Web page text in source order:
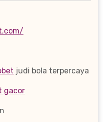
judi bola terpercaya
gacor